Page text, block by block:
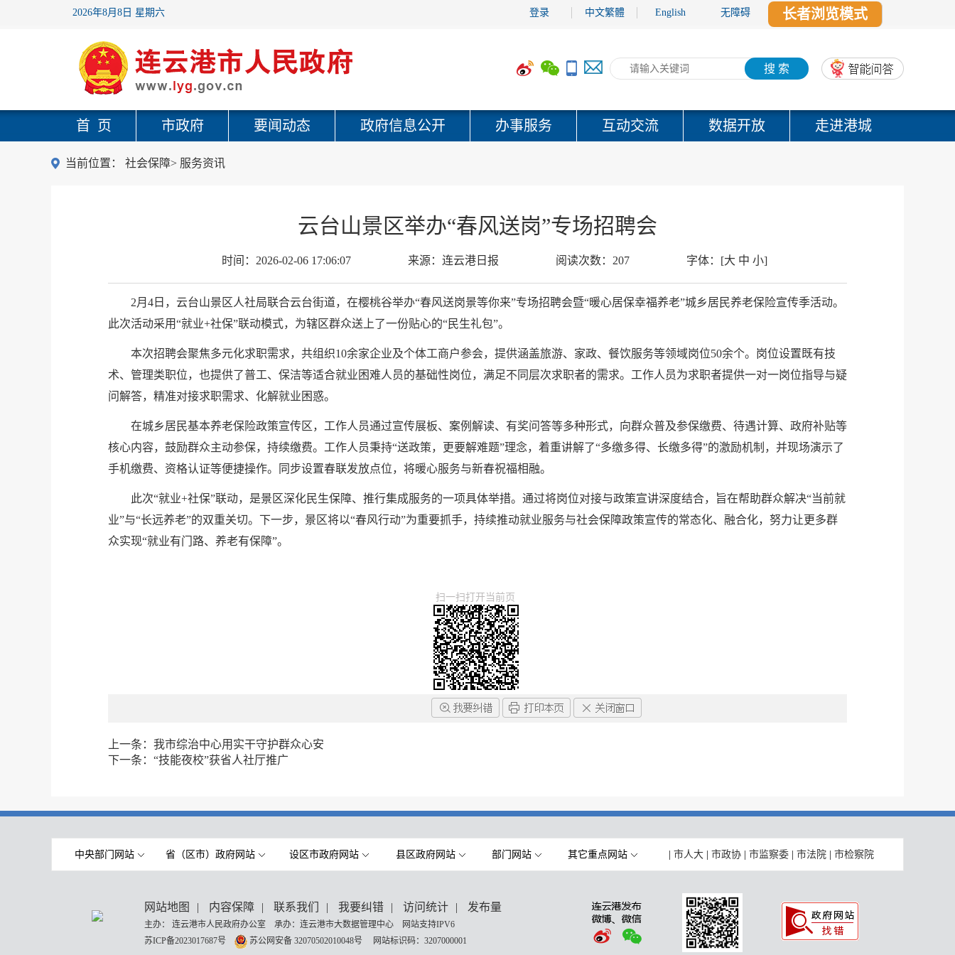
2026年8月8日 星期六 登录 中文繁體 English 无障碍 长者浏览模式
搜 索
首 页 市政府 要闻动态 政府信息公开 办事服务 互动交流 数据开放 走进港城
当前位置： 社会保障> 服务资讯
云台山景区举办“春风送岗”专场招聘会
时间： 2026-02-06 17:06:07 来源： 连云港日报 阅读次数： 207 字体： [大 中 小]
2月4日，云台山景区人社局联合云台街道，在樱桃谷举办“春风送岗景等你来”专场招聘会暨“暖心居保幸福养老”城乡居民养老保险宣传季活动。
此次活动采用“就业+社保”联动模式，为辖区群众送上了一份贴心的“民生礼包”。
本次招聘会聚焦多元化求职需求，共组织10余家企业及个体工商户参会，提供涵盖旅游、家政、餐饮服务等领域岗位50余个。岗位设置既有技
术、管理类职位，也提供了普工、保洁等适合就业困难人员的基础性岗位，满足不同层次求职者的需求。工作人员为求职者提供一对一岗位指导与疑
问解答，精准对接求职需求、化解就业困惑。
在城乡居民基本养老保险政策宣传区，工作人员通过宣传展板、案例解读、有奖问答等多种形式，向群众普及参保缴费、待遇计算、政府补贴等
核心内容，鼓励群众主动参保，持续缴费。工作人员秉持“送政策，更要解难题”理念，着重讲解了“多缴多得、长缴多得”的激励机制，并现场演示了
手机缴费、资格认证等便捷操作。同步设置春联发放点位，将暖心服务与新春祝福相融。
此次“就业+社保”联动，是景区深化民生保障、推行集成服务的一项具体举措。通过将岗位对接与政策宣讲深度结合，旨在帮助群众解决“当前就
业”与“长远养老”的双重关切。下一步，景区将以“春风行动”为重要抓手，持续推动就业服务与社会保障政策宣传的常态化、融合化，努力让更多群
众实现“就业有门路、养老有保障”。
扫一扫打开当前页
上一条： 我市综治中心用实干守护群众心安
下一条： “技能夜校”获省人社厅推广
中央部门网站 省（区市）政府网站 设区市政府网站 县区政府网站 部门网站 其它重点网站 市人大 市政协 市监察委 市法院 市检察院
网站地图 | 内容保障 | 联系我们 | 我要纠错 | 访问统计 | 发布量
主办： 连云港市人民政府办公室 承办：连云港市大数据管理中心 网站支持IPV6
苏ICP备2023017687号
苏公网安备 32070502010048号 网站标识码：3207000001